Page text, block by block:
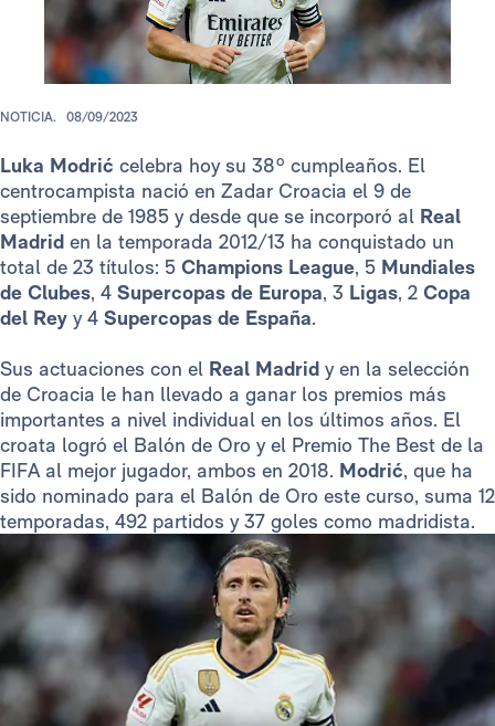
NOTICIA. 08/09/2023
Luka Modrić celebra hoy su 38º cumpleaños. El
centrocampista nació en Zadar Croacia el 9 de
septiembre de 1985 y desde que se incorporó al Real
Madrid en la temporada 2012/13 ha conquistado un
total de 23 títulos: 5 Champions League, 5 Mundiales
de Clubes, 4 Supercopas de Europa, 3 Ligas, 2 Copa
del Rey y 4 Supercopas de España.
Sus actuaciones con el Real Madrid y en la selección
de Croacia le han llevado a ganar los premios más
importantes a nivel individual en los últimos años. El
croata logró el Balón de Oro y el Premio The Best de la
FIFA al mejor jugador, ambos en 2018. Modrić, que ha
sido nominado para el Balón de Oro este curso, suma 12
temporadas, 492 partidos y 37 goles como madridista.